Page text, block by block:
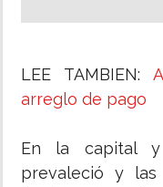
LEE TAMBIEN:
arreglo de pago
En la capital
prevaleció y